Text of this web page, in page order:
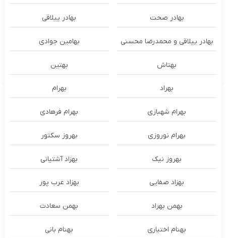
بهادر صحت بهادر ییلاقی
بهادر ییلاقی و محمدرضا محسنی بهامین جوادی
بهتاش بهتین
بهراد بهرام
بهرام شهبازی بهرام فرهادی
بهرام نوروزی بهروز سکتور
بهروز نیک بهزاد آشتیانی
بهزاد صفایی بهزاد عرب پور
بهمن بهراد بهمن سعادت
بهنام اختیاری بهنام بانی